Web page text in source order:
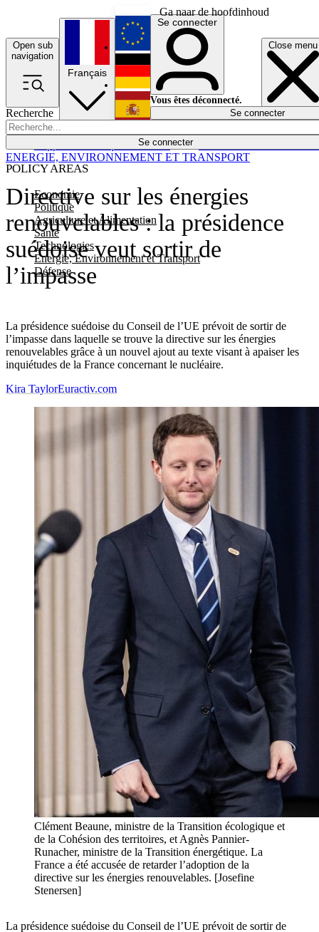
Ga naar de hoofdinhoud
Open sub
navigation
Close menu
Recherche
Se connecter
POLICY AREAS
Economie
Politique
Agriculture et Alimentation
Santé
Technologies
Energie, Environnement et Transport
Défense
Économie
Français
English
Deutsch
Español
Se connecter
Vous êtes déconnecté.
Se connecter
Directive sur les énergies
renouvelables : la présidence
suédoise veut sortir de
l’impasse
La présidence suédoise du Conseil de l’UE prévoit de sortir de
l’impasse dans laquelle se trouve la directive sur les énergies
renouvelables grâce à un nouvel ajout au texte visant à apaiser les
inquiétudes de la France concernant le nucléaire.
ENERGIE, ENVIRONNEMENT ET TRANSPORT
Kira TaylorEuractiv.com
Clément Beaune, ministre de la Transition écologique et
de la Cohésion des territoires, et Agnès Pannier-
Runacher, ministre de la Transition énergétique. La
France a été accusée de retarder l’adoption de la
directive sur les énergies renouvelables. [Josefine
Stenersen]
La présidence suédoise du Conseil de l’UE prévoit de sortir de